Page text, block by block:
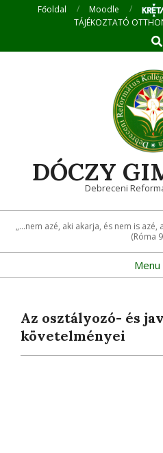
Főoldal Moodle
TÁJÉKOZTATÓ
DÓCZY
Debreceni
„...nem azé, aki akarja, és nem is
(Róma
Navigation
Menu
Az osztályozó- és
követelményei